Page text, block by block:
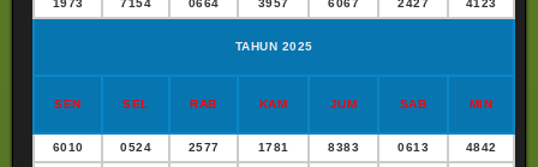
1973 7154 0664 3957 6067 2427 4123
TAHUN 2025
SEN SEL RAB KAM JUM SAB MIN
6010 0524 2577 1781 8383 0613 4842